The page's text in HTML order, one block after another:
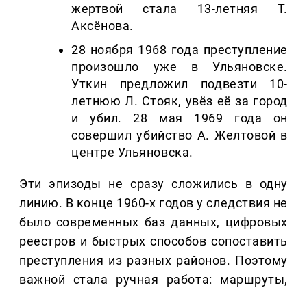
жертвой стала 13-летняя Т.
Аксёнова.
28 ноября 1968 года преступление
произошло уже в Ульяновске.
Уткин предложил подвезти 10-
летнюю Л. Стояк, увёз её за город
и убил. 28 мая 1969 года он
совершил убийство А. Желтовой в
центре Ульяновска.
Эти эпизоды не сразу сложились в одну
линию. В конце 1960-х годов у следствия не
было современных баз данных, цифровых
реестров и быстрых способов сопоставить
преступления из разных районов. Поэтому
важной стала ручная работа: маршруты,